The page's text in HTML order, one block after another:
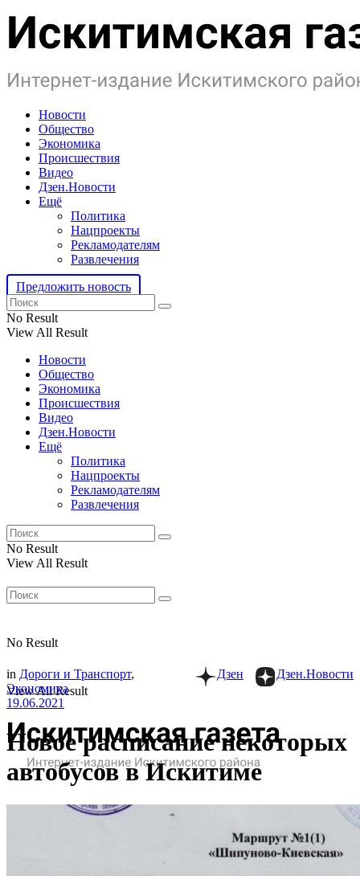
Новости
Общество
Экономика
Происшествия
Видео
Дзен.Новости
Ещё
Политика
Нацпроекты
Рекламодателям
Развлечения
Предложить новость
No Result
View All Result
Новости
Общество
Экономика
Происшествия
Видео
Дзен.Новости
Ещё
Политика
Нацпроекты
Рекламодателям
Развлечения
No Result
View All Result
No Result
View All Result
Дзен.Новости
Дзен
in Дороги и Транспорт,
Экономика
19.06.2021
Новое расписание некоторых
автобусов в Искитиме